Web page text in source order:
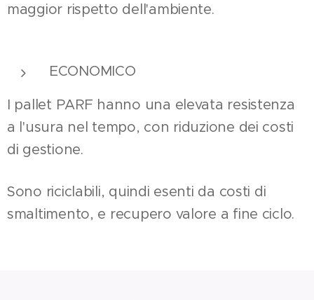
maggior rispetto dell'ambiente.
ECONOMICO
I pallet PARF hanno una elevata resistenza
a l'usura nel tempo, con riduzione dei costi
di gestione.
Sono riciclabili, quindi esenti da costi di
smaltimento, e recupero valore a fine ciclo.